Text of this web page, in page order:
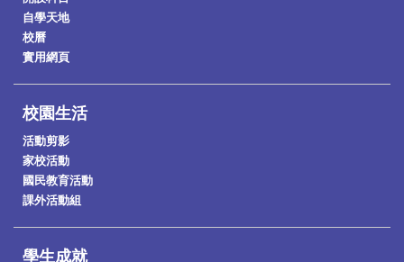
自學天地
校曆
實用網頁
校園生活
活動剪影
家校活動
國民教育活動
課外活動組
學生成就